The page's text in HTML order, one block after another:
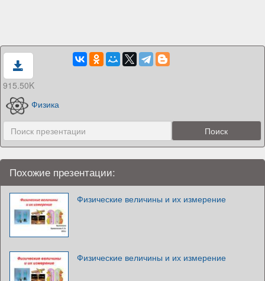
915.50K
Физика
Похожие презентации:
Физические величины и их измерение
Физические величины и их измерение